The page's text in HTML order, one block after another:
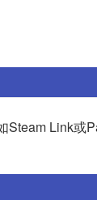
Steam Link或